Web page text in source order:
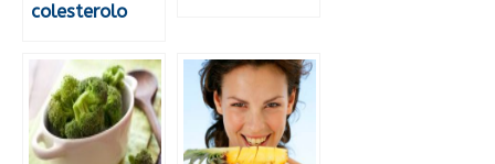
colesterolo